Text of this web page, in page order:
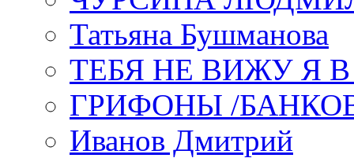
Татьяна Бушманова
ТЕБЯ НЕ ВИЖУ Я
ГРИФОНЫ /
Иванов Дмитрий